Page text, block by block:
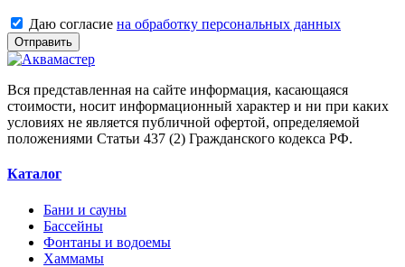
Даю согласие на обработку персональных данных
Отправить
Вся представленная на сайте информация, касающаяся
стоимости, носит информационный характер и ни при каких
условиях не является публичной офертой, определяемой
положениями Статьи 437 (2) Гражданского кодекса РФ.
Каталог
Бани и сауны
Бассейны
Фонтаны и водоемы
Хаммамы